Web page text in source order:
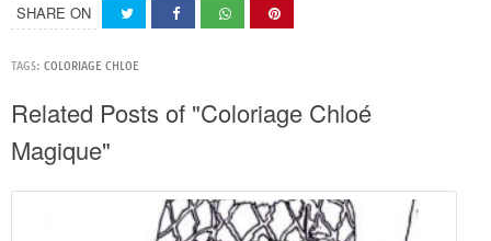
SHARE ON
TAGS: COLORIAGE CHLOE
Related Posts of "Coloriage Chloé
Magique"